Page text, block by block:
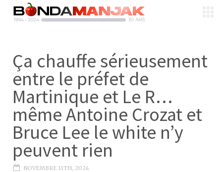
Ça chauffe sérieusement
entre le préfet de
Martinique et Le R…
même Antoine Crozat et
Bruce Lee le white n’y
peuvent rien
NOVEMBRE 11TH, 2024